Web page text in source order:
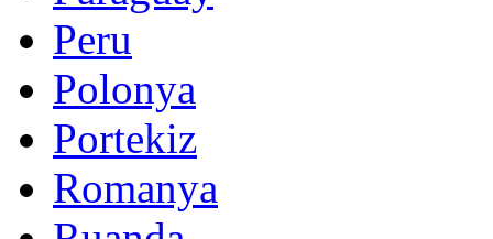
Peru
Polonya
Portekiz
Romanya